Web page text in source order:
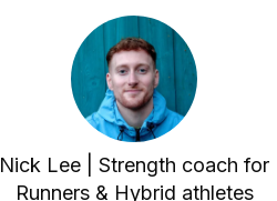
Nick Lee | Strength coach for
Runners & Hybrid athletes